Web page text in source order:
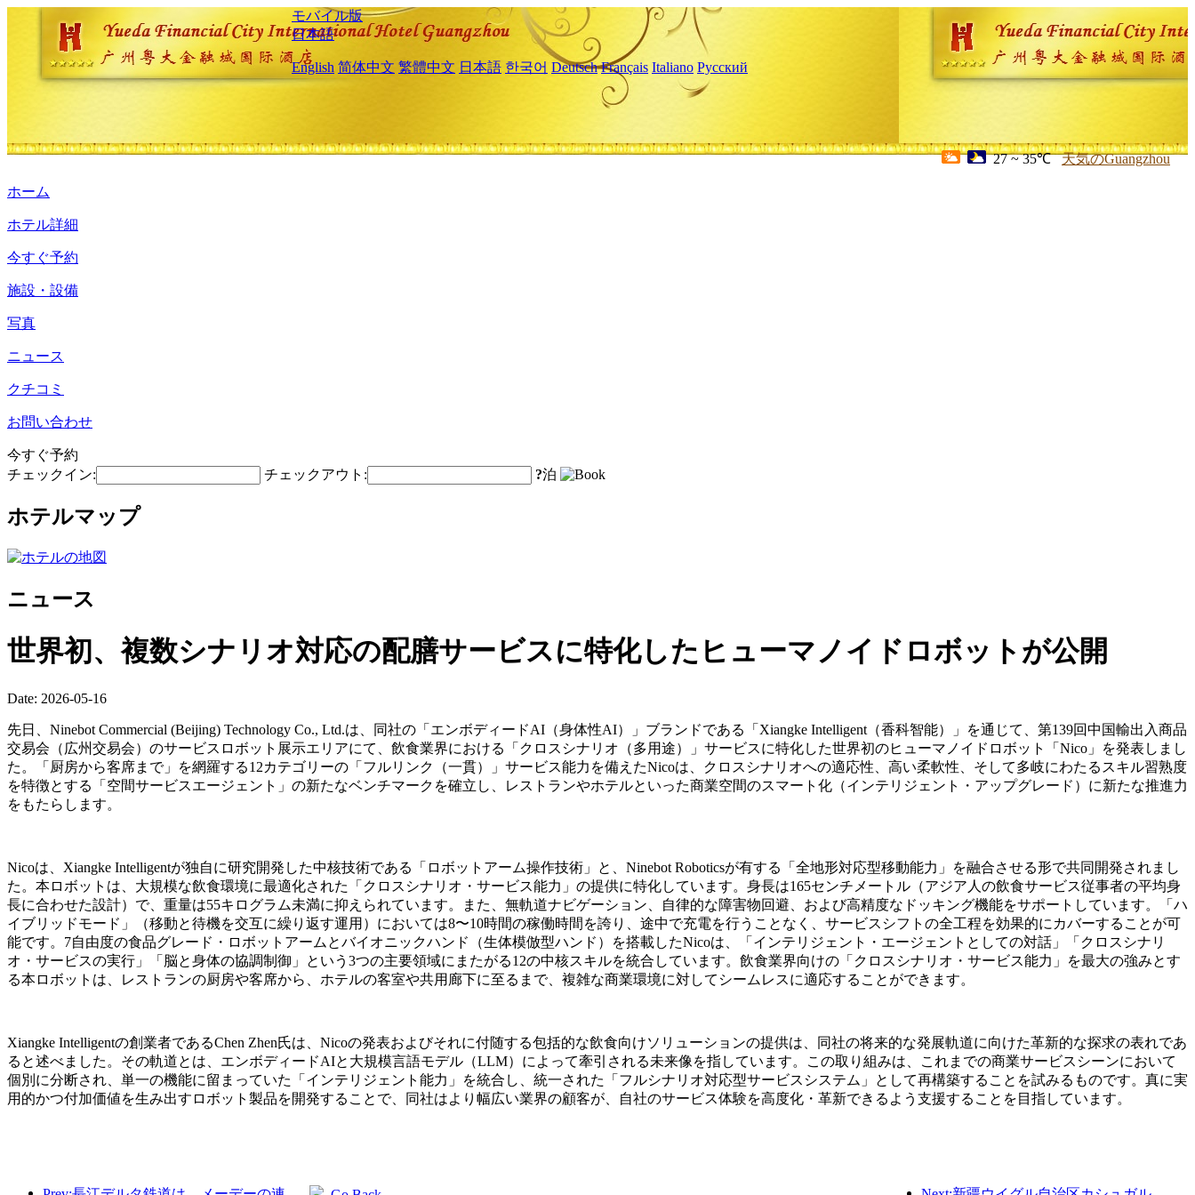
モバイル版
日本語
English 简体中文 繁體中文 日本語 한국어 Deutsch Français Italiano Русский
27 ~ 35℃ 天気のGuangzhou
ホーム
ホテル詳細
今すぐ予約
施設・設備
写真
ニュース
クチコミ
お問い合わせ
今すぐ予約
チェックイン:
チェックアウト: ?泊
ホテルマップ
ニュース
世界初、複数シナリオ対応の配膳サービスに特化したヒューマノイドロボットが公開
Date: 2026-05-16
先日、Ninebot Commercial (Beijing) Technology Co., Ltd.は、同社の「エンボディードAI（身体性AI）」ブランドである「Xiangke Intelligent（香科智能）」を通じて、第139回中国輸出入商品
交易会（広州交易会）のサービスロボット展示エリアにて、飲食業界における「クロスシナリオ（多用途）」サービスに特化した世界初のヒューマノイドロボット「Nico」を発表しまし
た。「厨房から客席まで」を網羅する12カテゴリーの「フルリンク（一貫）」サービス能力を備えたNicoは、クロスシナリオへの適応性、高い柔軟性、そして多岐にわたるスキル習熟度
を特徴とする「空間サービスエージェント」の新たなベンチマークを確立し、レストランやホテルといった商業空間のスマート化（インテリジェント・アップグレード）に新たな推進力
をもたらします。
Nicoは、Xiangke Intelligentが独自に研究開発した中核技術である「ロボットアーム操作技術」と、Ninebot Roboticsが有する「全地形対応型移動能力」を融合させる形で共同開発されまし
た。本ロボットは、大規模な飲食環境に最適化された「クロスシナリオ・サービス能力」の提供に特化しています。身長は165センチメートル（アジア人の飲食サービス従事者の平均身
長に合わせた設計）で、重量は55キログラム未満に抑えられています。また、無軌道ナビゲーション、自律的な障害物回避、および高精度なドッキング機能をサポートしています。「ハ
イブリッドモード」（移動と待機を交互に繰り返す運用）においては8〜10時間の稼働時間を誇り、途中で充電を行うことなく、サービスシフトの全工程を効果的にカバーすることが可
能です。7自由度の食品グレード・ロボットアームとバイオニックハンド（生体模倣型ハンド）を搭載したNicoは、「インテリジェント・エージェントとしての対話」「クロスシナリ
オ・サービスの実行」「脳と身体の協調制御」という3つの主要領域にまたがる12の中核スキルを統合しています。飲食業界向けの「クロスシナリオ・サービス能力」を最大の強みとす
る本ロボットは、レストランの厨房や客席から、ホテルの客室や共用廊下に至るまで、複雑な商業環境に対してシームレスに適応することができます。
Xiangke Intelligentの創業者であるChen Zhen氏は、Nicoの発表およびそれに付随する包括的な飲食向けソリューションの提供は、同社の将来的な発展軌道に向けた革新的な探求の表れであ
ると述べました。その軌道とは、エンボディードAIと大規模言語モデル（LLM）によって牽引される未来像を指しています。この取り組みは、これまでの商業サービスシーンにおいて
個別に分断され、単一の機能に留まっていた「インテリジェント能力」を統合し、統一された「フルシナリオ対応型サービスシステム」として再構築することを試みるものです。真に実
用的かつ付加価値を生み出すロボット製品を開発することで、同社はより幅広い業界の顧客が、自社のサービス体験を高度化・革新できるよう支援することを目指しています。